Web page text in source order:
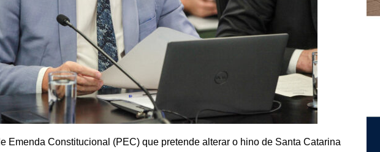
Emenda Constitucional (PEC) que pretende alterar o hino de Santa Catarina